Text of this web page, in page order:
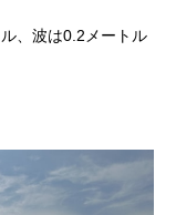
、波は0.2メートル